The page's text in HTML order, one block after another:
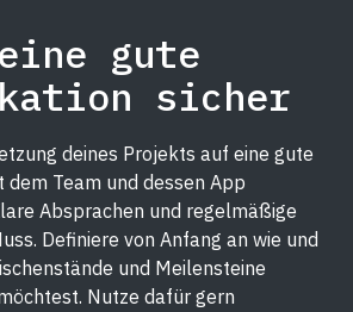
gute
sicher
deines Projekts auf eine gute
dem Team und dessen App
Absprachen und regelmäßige
Definiere von Anfang an wie und
und Meilensteine
Nutze dafür gern